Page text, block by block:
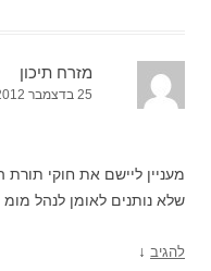
מזרח תיכון
25 בדצמבר 2012 בשעה 23:33
מעניין ליישם את חוקי
שלא נותנים לאומן לנהל מומ
להגיב ↓